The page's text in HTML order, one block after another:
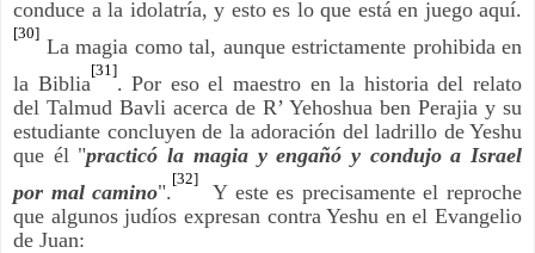
conduce a la idolatría, y esto es lo que está en juego aquí.
[30]
La magia como tal, aunque estrictamente prohibida en
la Biblia
[31]
. Por eso el maestro en la historia del relato
del Talmud Bavli acerca de R’ Yehoshua ben Perajia y su
estudiante concluyen de la adoración del ladrillo de Yeshu
que él "practicó la magia y engañó y condujo a Israel
por mal camino".
[32]
Y este es precisamente el reproche
que algunos judíos expresan contra Yeshu en el Evangelio
de Juan: